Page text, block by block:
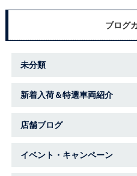
ブログ
未分類
新着入荷＆特選車両紹介
店舗ブログ
イベント・キャンペーン